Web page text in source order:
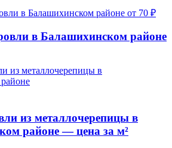
от 70 ₽
в Балашихинском районе
из металлочерепицы в
районе — цена за м²